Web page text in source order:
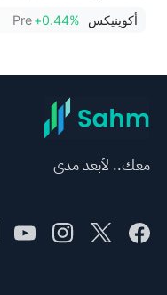
أكوينيكس
+0.44%
Pre
معك.. لأبعد مدى